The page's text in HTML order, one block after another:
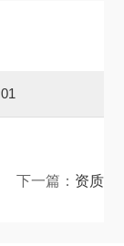
下一篇： 资质